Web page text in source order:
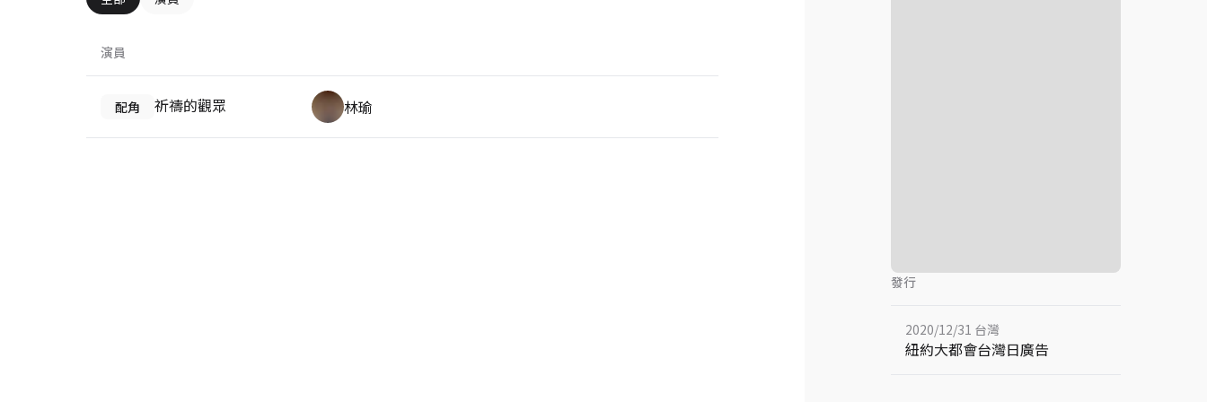
演員
配角 祈禱的觀眾 林瑜
發行
2020/12/31 台灣
紐約大都會台灣日廣告